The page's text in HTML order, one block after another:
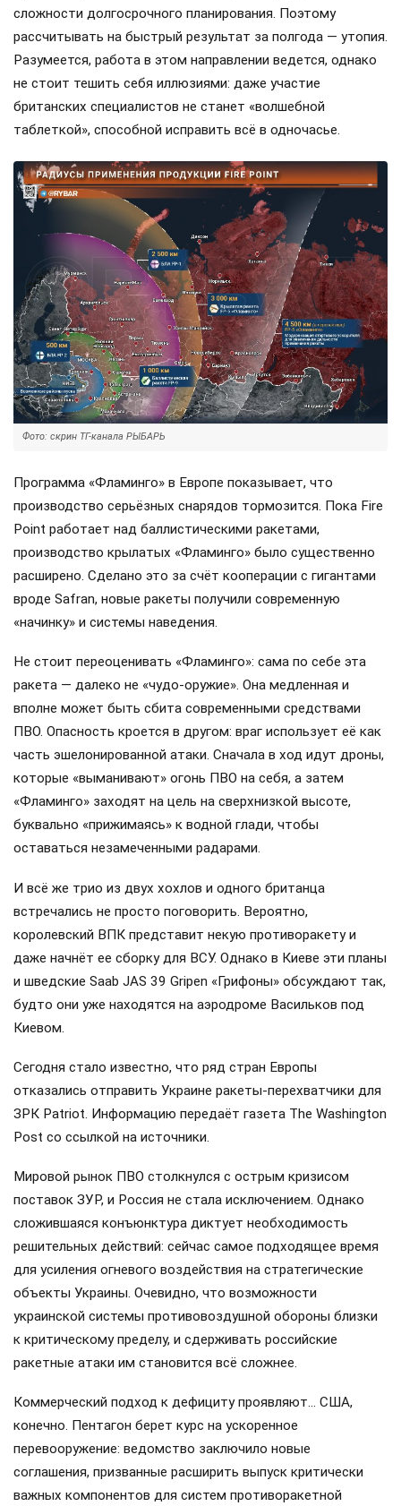
сложности долгосрочного планирования. Поэтому
рассчитывать на быстрый результат за полгода — утопия.
Разумеется, работа в этом направлении ведется, однако
не стоит тешить себя иллюзиями: даже участие
британских специалистов не станет «волшебной
таблеткой», способной исправить всё в одночасье.
Фото: скрин ТГ-канала РЫБАРЬ
Программа «Фламинго» в Европе показывает, что
производство серьёзных снарядов тормозится. Пока Fire
Point работает над баллистическими ракетами,
производство крылатых «Фламинго» было существенно
расширено. Сделано это за счёт кооперации с гигантами
вроде Safran, новые ракеты получили современную
«начинку» и системы наведения.
Не стоит переоценивать «Фламинго»: сама по себе эта
ракета — далеко не «чудо-оружие». Она медленная и
вполне может быть сбита современными средствами
ПВО. Опасность кроется в другом: враг использует её как
часть эшелонированной атаки. Сначала в ход идут дроны,
которые «выманивают» огонь ПВО на себя, а затем
«Фламинго» заходят на цель на сверхнизкой высоте,
буквально «прижимаясь» к водной глади, чтобы
оставаться незамеченными радарами.
И всё же трио из двух хохлов и одного британца
встречались не просто поговорить. Вероятно,
королевский ВПК представит некую противоракету и
даже начнёт ее сборку для ВСУ. Однако в Киеве эти планы
и шведские Saab JAS 39 Gripen «Грифоны» обсуждают так,
будто они уже находятся на аэродроме Васильков под
Киевом.
Сегодня стало известно, что ряд стран Европы
отказались отправить Украине ракеты-перехватчики для
ЗРК Patriot. Информацию передаёт газета The Washington
Post со ссылкой на источники.
Мировой рынок ПВО столкнулся с острым кризисом
поставок ЗУР, и Россия не стала исключением. Однако
сложившаяся конъюнктура диктует необходимость
решительных действий: сейчас самое подходящее время
для усиления огневого воздействия на стратегические
объекты Украины. Очевидно, что возможности
украинской системы противовоздушной обороны близки
к критическому пределу, и сдерживать российские
ракетные атаки им становится всё сложнее.
Коммерческий подход к дефициту проявляют… США,
конечно. Пентагон берет курс на ускоренное
перевооружение: ведомство заключило новые
соглашения, призванные расширить выпуск критически
важных компонентов для систем противоракетной